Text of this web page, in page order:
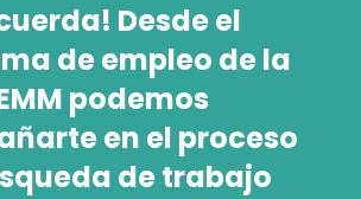
Desde el
de empleo de la
podemos
en el proceso
de trabajo